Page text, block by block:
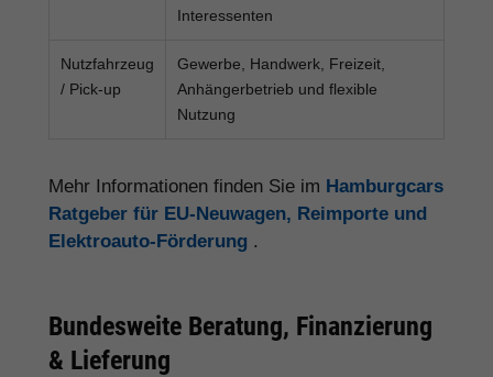
Interessenten
Nutzfahrzeug
/ Pick-up
Gewerbe, Handwerk, Freizeit,
Anhängerbetrieb und flexible
Nutzung
Mehr Informationen finden Sie im Hamburgcars
Ratgeber für EU-Neuwagen, Reimporte und
Elektroauto-Förderung .
Bundesweite Beratung, Finanzierung
& Lieferung